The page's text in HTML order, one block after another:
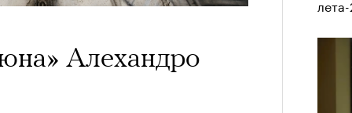
Алехандро
Кира